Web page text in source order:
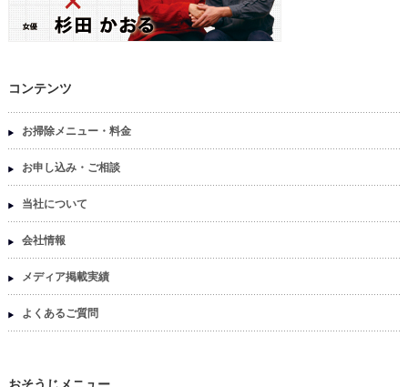
コンテンツ
お掃除メニュー・料金
お申し込み・ご相談
当社について
会社情報
メディア掲載実績
よくあるご質問
おそうじメニュー